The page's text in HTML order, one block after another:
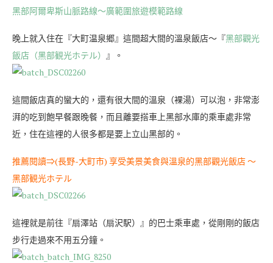
黑部阿爾卑斯山脈路線～廣範圍旅遊模範路線
晚上就入住在『大町温泉郷』這間超大間的溫泉飯店～『黑部觀光
飯店（黑部観光ホテル） 』。
這間飯店真的蠻大的，還有很大間的溫泉（裸湯）可以泡，非常澎
湃的吃到飽早餐跟晚餐，而且離要搭車上黑部水庫的乘車處非常
近，住在這裡的人很多都是要上立山黑部的。
推薦閱讀⇒(長野-大町市) 享受美景美食與溫泉的黑部觀光飯店 ～
黑部観光ホテル
這裡就是前往『扇澤站（扇沢駅）』的巴士乘車處，從剛剛的飯店
步行走過來不用五分鐘。